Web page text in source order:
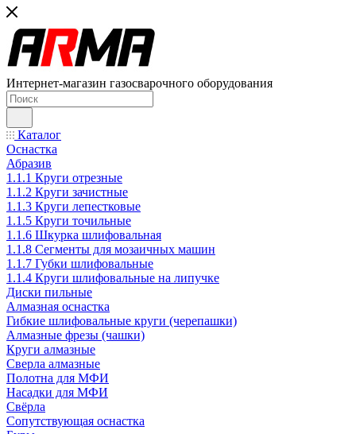
Интернет-магазин газосварочного оборудования
Каталог
Оснастка
Абразив
1.1.1 Круги отрезные
1.1.2 Круги зачистные
1.1.3 Круги лепестковые
1.1.5 Круги точильные
1.1.6 Шкурка шлифовальная
1.1.8 Сегменты для мозаичных машин
1.1.7 Губки шлифовальные
1.1.4 Круги шлифовальные на липучке
Диски пильные
Алмазная оснастка
Гибкие шлифовальные круги (черепашки)
Алмазные фрезы (чашки)
Круги алмазные
Сверла алмазные
Полотна для МФИ
Насадки для МФИ
Свёрла
Сопутствующая оснастка